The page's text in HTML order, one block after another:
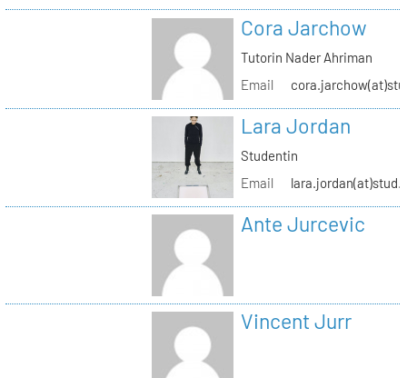
Cora Jarchow
Tutorin Nader Ahriman
Email
Lara Jordan
Studentin
Email
Ante Jurcevic
Vincent Jurr